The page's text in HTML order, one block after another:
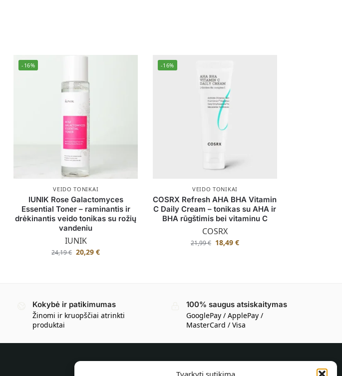
Tvarkyti sutikimą
-16%
VEIDO TONIKAI
IUNIK Rose Galactomyces
Essential Toner – raminantis ir
drėkinantis veido tonikas su rožių
vandeniu
IUNIK
24,19€ 20,29€
-16%
VEIDO TONIKAI
COSRX Refresh AHA BHA Vitamin
C Daily Cream – tonikas su AHA ir
BHA rūgštimis bei vitaminu C
COSRX
21,99€ 18,49 €
Kokybė ir patikimumas
Žinomi ir kruopščiai atrinkti
produktai
100% saugus atsiskaitymas
GooglePay / ApplePay /
MasterCard / Visa